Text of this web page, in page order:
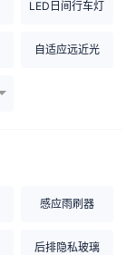
LED日间行车灯
自适应远近光
感应雨刷器
后排隐私玻璃